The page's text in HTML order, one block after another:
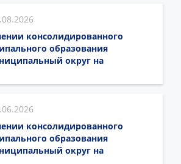
и общественные обсуждения
консолидированного
образования
округ на
консолидированного
образования
округ на